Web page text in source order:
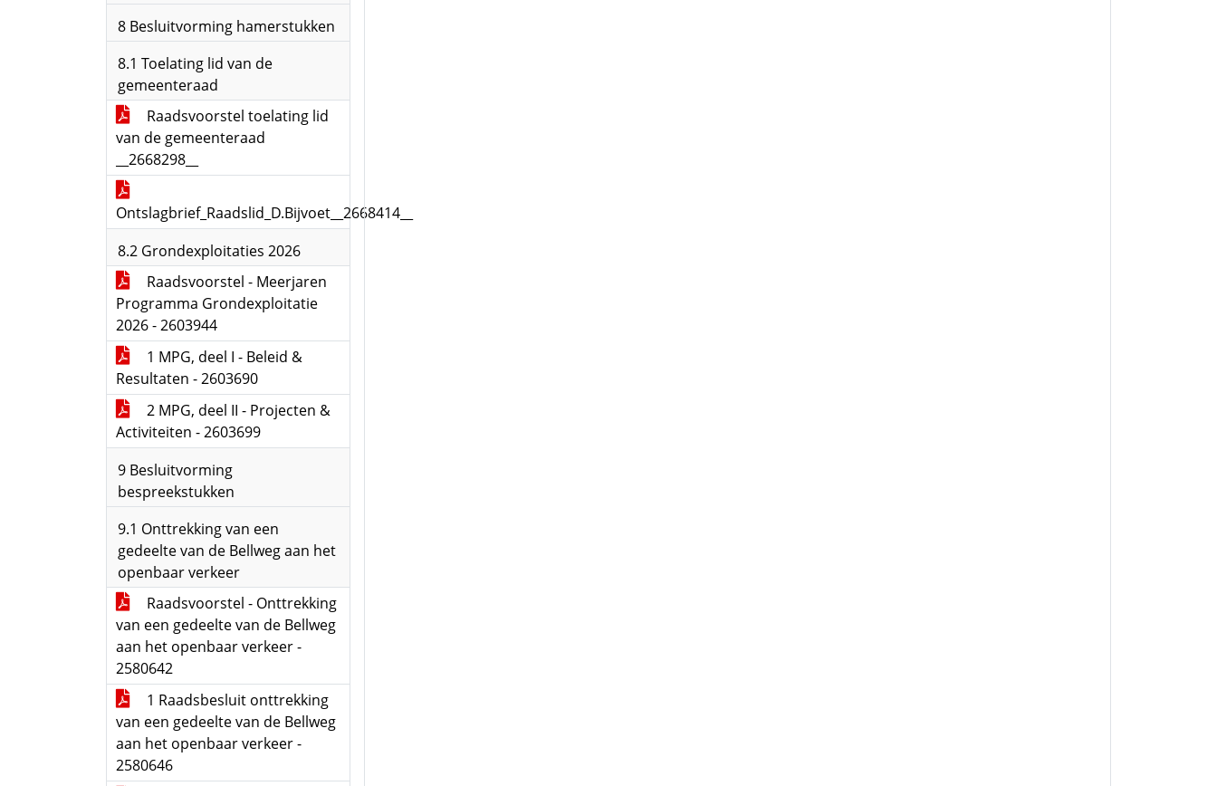
8 Besluitvorming hamerstukken
8.1 Toelating lid van de
gemeenteraad
Raadsvoorstel toelating lid
van de gemeenteraad
__2668298__
Ontslagbrief_Raadslid_D.Bijvoet__2668414__
8.2 Grondexploitaties 2026
Raadsvoorstel - Meerjaren
Programma Grondexploitatie
2026 - 2603944
1 MPG, deel I - Beleid &
Resultaten - 2603690
2 MPG, deel II - Projecten &
Activiteiten - 2603699
9 Besluitvorming
bespreekstukken
9.1 Onttrekking van een
gedeelte van de Bellweg aan het
openbaar verkeer
Raadsvoorstel - Onttrekking
van een gedeelte van de Bellweg
aan het openbaar verkeer -
2580642
1 Raadsbesluit onttrekking
van een gedeelte van de Bellweg
aan het openbaar verkeer -
2580646